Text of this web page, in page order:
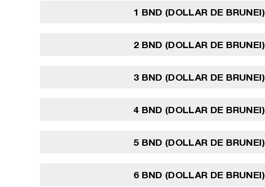
1 BND (DOLLAR DE BRUNEI)
2 BND (DOLLAR DE BRUNEI)
3 BND (DOLLAR DE BRUNEI)
4 BND (DOLLAR DE BRUNEI)
5 BND (DOLLAR DE BRUNEI)
6 BND (DOLLAR DE BRUNEI)